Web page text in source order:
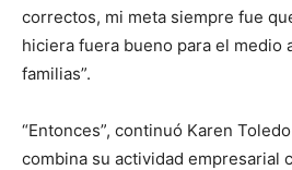
correctos, mi meta siempre fue
hiciera fuera bueno para el medio
familias”.
“Entonces”, continuó Karen
combina su actividad empresarial